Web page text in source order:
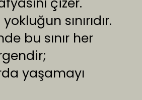
sınırıdır.
bu sınır her
yaşamayı